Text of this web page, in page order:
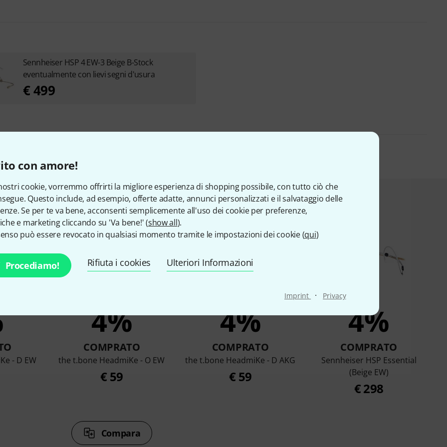
con amore!
cookie, vorremmo offrirti la migliore esperienza di shopping possibile, con tutto ciò che
Questo include, ad esempio, offerte adatte, annunci personalizzati e il salvataggio delle
Se per te va bene, acconsenti semplicemente all'uso dei cookie per preferenze,
e marketing cliccando su 'Va bene!' (show all).
può essere revocato in qualsiasi momento tramite le impostazioni dei cookie (qui)
Procediamo! Rifiuta i cookies Ulteriori Informazioni
Imprint · Privacy
Sennheiser HSP 4 EW-3 Beige B-Stock
eventualmente con lievi segni d'usura
€ 499
clienti che hanno visto questo prodotto
- D EW
4%
COMPRATO
the t.bone HeadmiKe - O EW
€ 59
4%
COMPRATO
the t.bone HeadmiKe - D AKG
€ 59
4%
COMPRATO
Sennheiser HSP Essential
(Beige EW)
€ 298
Compara